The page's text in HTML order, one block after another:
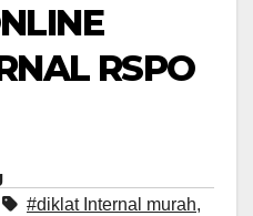
RSPO
#diklat Internal murah,